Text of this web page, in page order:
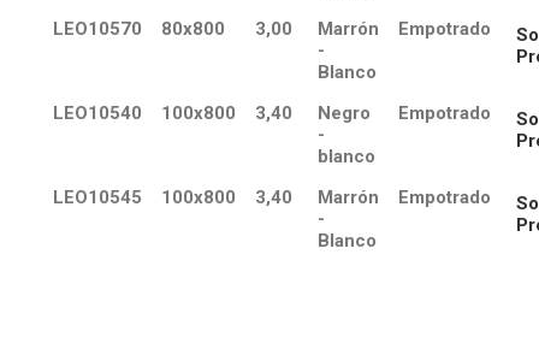
LEO10570 80x800 3,00
Marrón
-
Blanco
Empotrado
LEO10540 100x800 3,40
Negro
-
blanco
Empotrado
LEO10545 100x800 3,40
Marrón
-
Blanco
Empotrado